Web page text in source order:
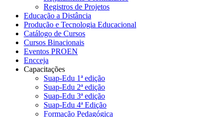
Registros de Projetos
Educação a Distância
Produção e Tecnologia Educacional
Catálogo de Cursos
Cursos Binacionais
Eventos PROEN
Encceja
Capacitações
Suap-Edu 1ª edição
Suap-Edu 2ª edição
Suap-Edu 3ª edição
Suap-Edu 4ª Edição
Formação Pedagógica